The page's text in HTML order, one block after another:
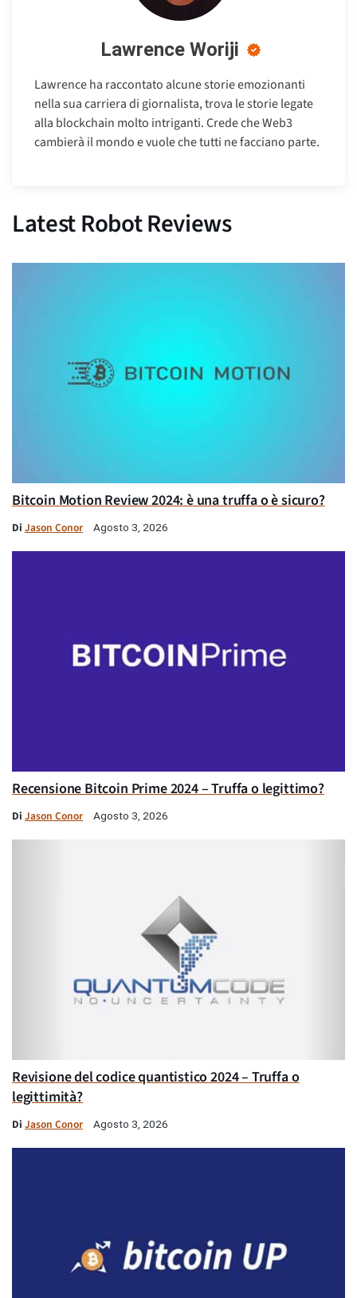
Lawrence Woriji
Lawrence ha raccontato alcune storie emozionanti
nella sua carriera di giornalista, trova le storie legate
alla blockchain molto intriganti. Crede che Web3
cambierà il mondo e vuole che tutti ne facciano parte.
Latest Robot Reviews
Bitcoin Motion Review 2024: è una truffa o è sicuro?
Di Jason Conor Agosto 3, 2026
Recensione Bitcoin Prime 2024 – Truffa o legittimo?
Di Jason Conor Agosto 3, 2026
Revisione del codice quantistico 2024 – Truffa o
legittimità?
Di Jason Conor Agosto 3, 2026